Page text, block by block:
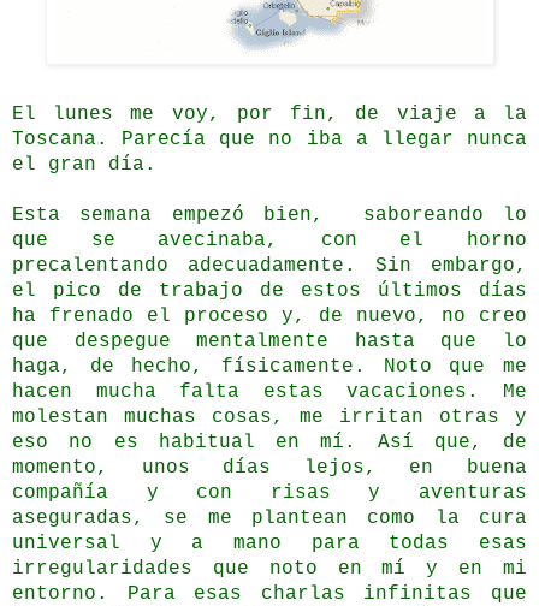
El lunes me voy, por fin, de viaje a la
Toscana. Parecía que no iba a llegar nunca
el gran día.
Esta semana empezó bien, saboreando lo
que se avecinaba, con el horno
precalentando adecuadamente. Sin embargo,
el pico de trabajo de estos últimos días
ha frenado el proceso y, de nuevo, no creo
que despegue mentalmente hasta que lo
haga, de hecho, físicamente. Noto que me
hacen mucha falta estas vacaciones. Me
molestan muchas cosas, me irritan otras y
eso no es habitual en mí. Así que, de
momento, unos días lejos, en buena
compañía y con risas y aventuras
aseguradas, se me plantean como la cura
universal y a mano para todas esas
irregularidades que noto en mí y en mi
entorno. Para esas charlas infinitas que